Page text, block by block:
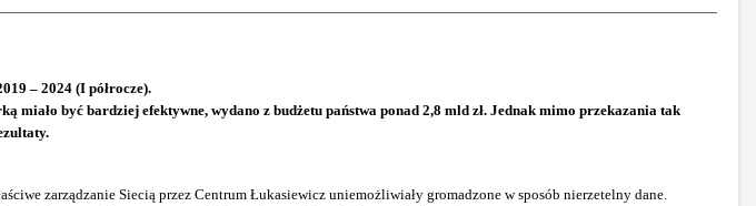
– 2024 (I półrocze).
miało być bardziej efektywne, wydano z budżetu państwa ponad 2,8 mld zł. Jednak mimo przekazania tak
zarządzanie Siecią przez Centrum Łukasiewicz uniemożliwiały gromadzone w sposób nierzetelny dane.